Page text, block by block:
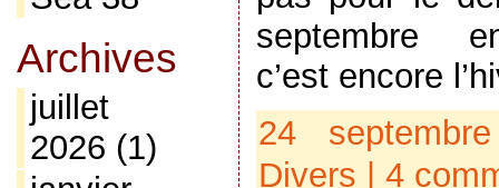
Archives
juillet
2026 (1)
septembre
c’est encore
24
Divers
4